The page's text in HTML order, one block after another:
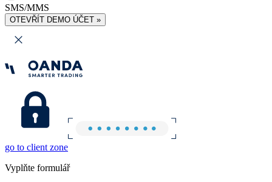
SMS/MMS
OTEVŘÍT DEMO ÚČET »
go to client zone
Vyplňte formulář